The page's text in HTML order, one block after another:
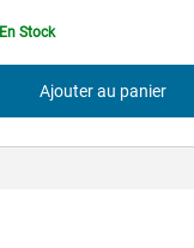
En Stock
Ajouter au panier